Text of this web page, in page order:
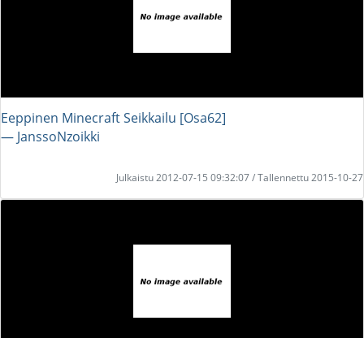
Eeppinen Minecraft Seikkailu [Osa62]
― JanssoNzoikki
Julkaistu 2012-07-15 09:32:07 / Tallennettu 2015-10-27